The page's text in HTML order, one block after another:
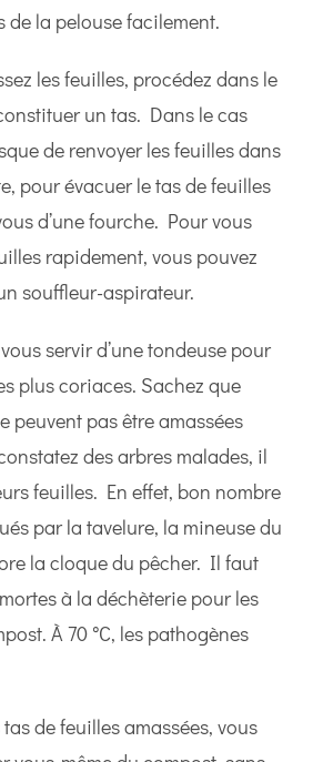
de la pelouse facilement.
les feuilles, procédez dans le
un tas. Dans le cas
de renvoyer les feuilles dans
pour évacuer le tas de feuilles
d’une fourche. Pour vous
rapidement, vous pouvez
souffleur-aspirateur.
servir d’une tondeuse pour
plus coriaces. Sachez que
peuvent pas être amassées
des arbres malades, il
feuilles. En effet, bon nombre
par la tavelure, la mineuse du
la cloque du pêcher. Il faut
à la déchèterie pour les
À 70 °C, les pathogènes
de feuilles amassées, vous